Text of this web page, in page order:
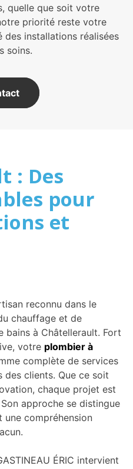
quelle que soit votre
priorité reste votre
installations réalisées
soins.
: Des
pour
et
reconnu dans le
chauffage et de
bains à Châtellerault. Fort
votre plombier à
complète de services
des clients. Que ce soit
chaque projet est
approche se distingue
compréhension
ÉRIC intervient